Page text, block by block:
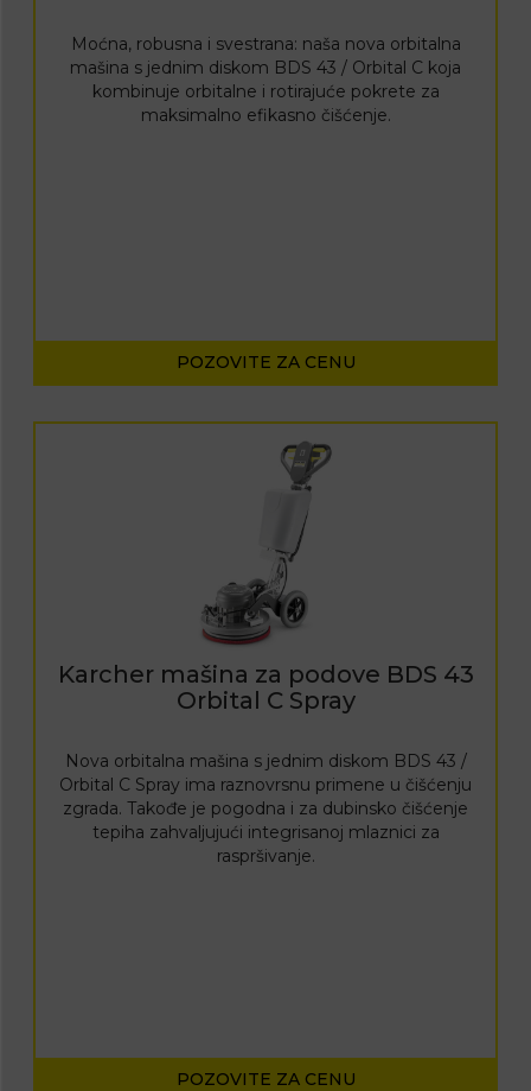
Moćna, robusna i svestrana: naša nova orbitalna
mašina s jednim diskom BDS 43 / Orbital C koja
kombinuje orbitalne i rotirajuće pokrete za
maksimalno efikasno čišćenje.
POZOVITE ZA CENU
Karcher mašina za podove BDS 43
Orbital C Spray
Nova orbitalna mašina s jednim diskom BDS 43 /
Orbital C Spray ima raznovrsnu primene u čišćenju
zgrada. Takođe je pogodna i za dubinsko čišćenje
tepiha zahvaljujući integrisanoj mlaznici za
raspršivanje.
POZOVITE ZA CENU